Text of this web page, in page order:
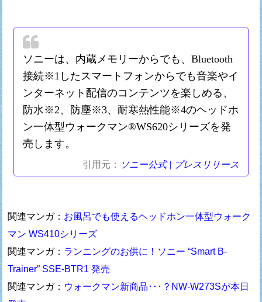
ソニーは、内蔵メモリーからでも、Bluetooth
接続※1したスマートフォンからでも音楽やイ
ンターネット配信のコンテンツを楽しめる、
防水※2、防塵※3、耐寒熱性能※4のヘッドホ
ン一体型ウォークマン®WS620シリーズを発
売します。
引用元： ソニー公式 | プレスリリース
関連マンガ： お風呂でも使えるヘッドホン一体型ウォーク
マン WS410シリーズ
関連マンガ： ランニングのお供に！ソニー “Smart B-
Trainer” SSE-BTR1 発売
関連マンガ： ウォークマン新商品･･･？NW-W273Sが本日